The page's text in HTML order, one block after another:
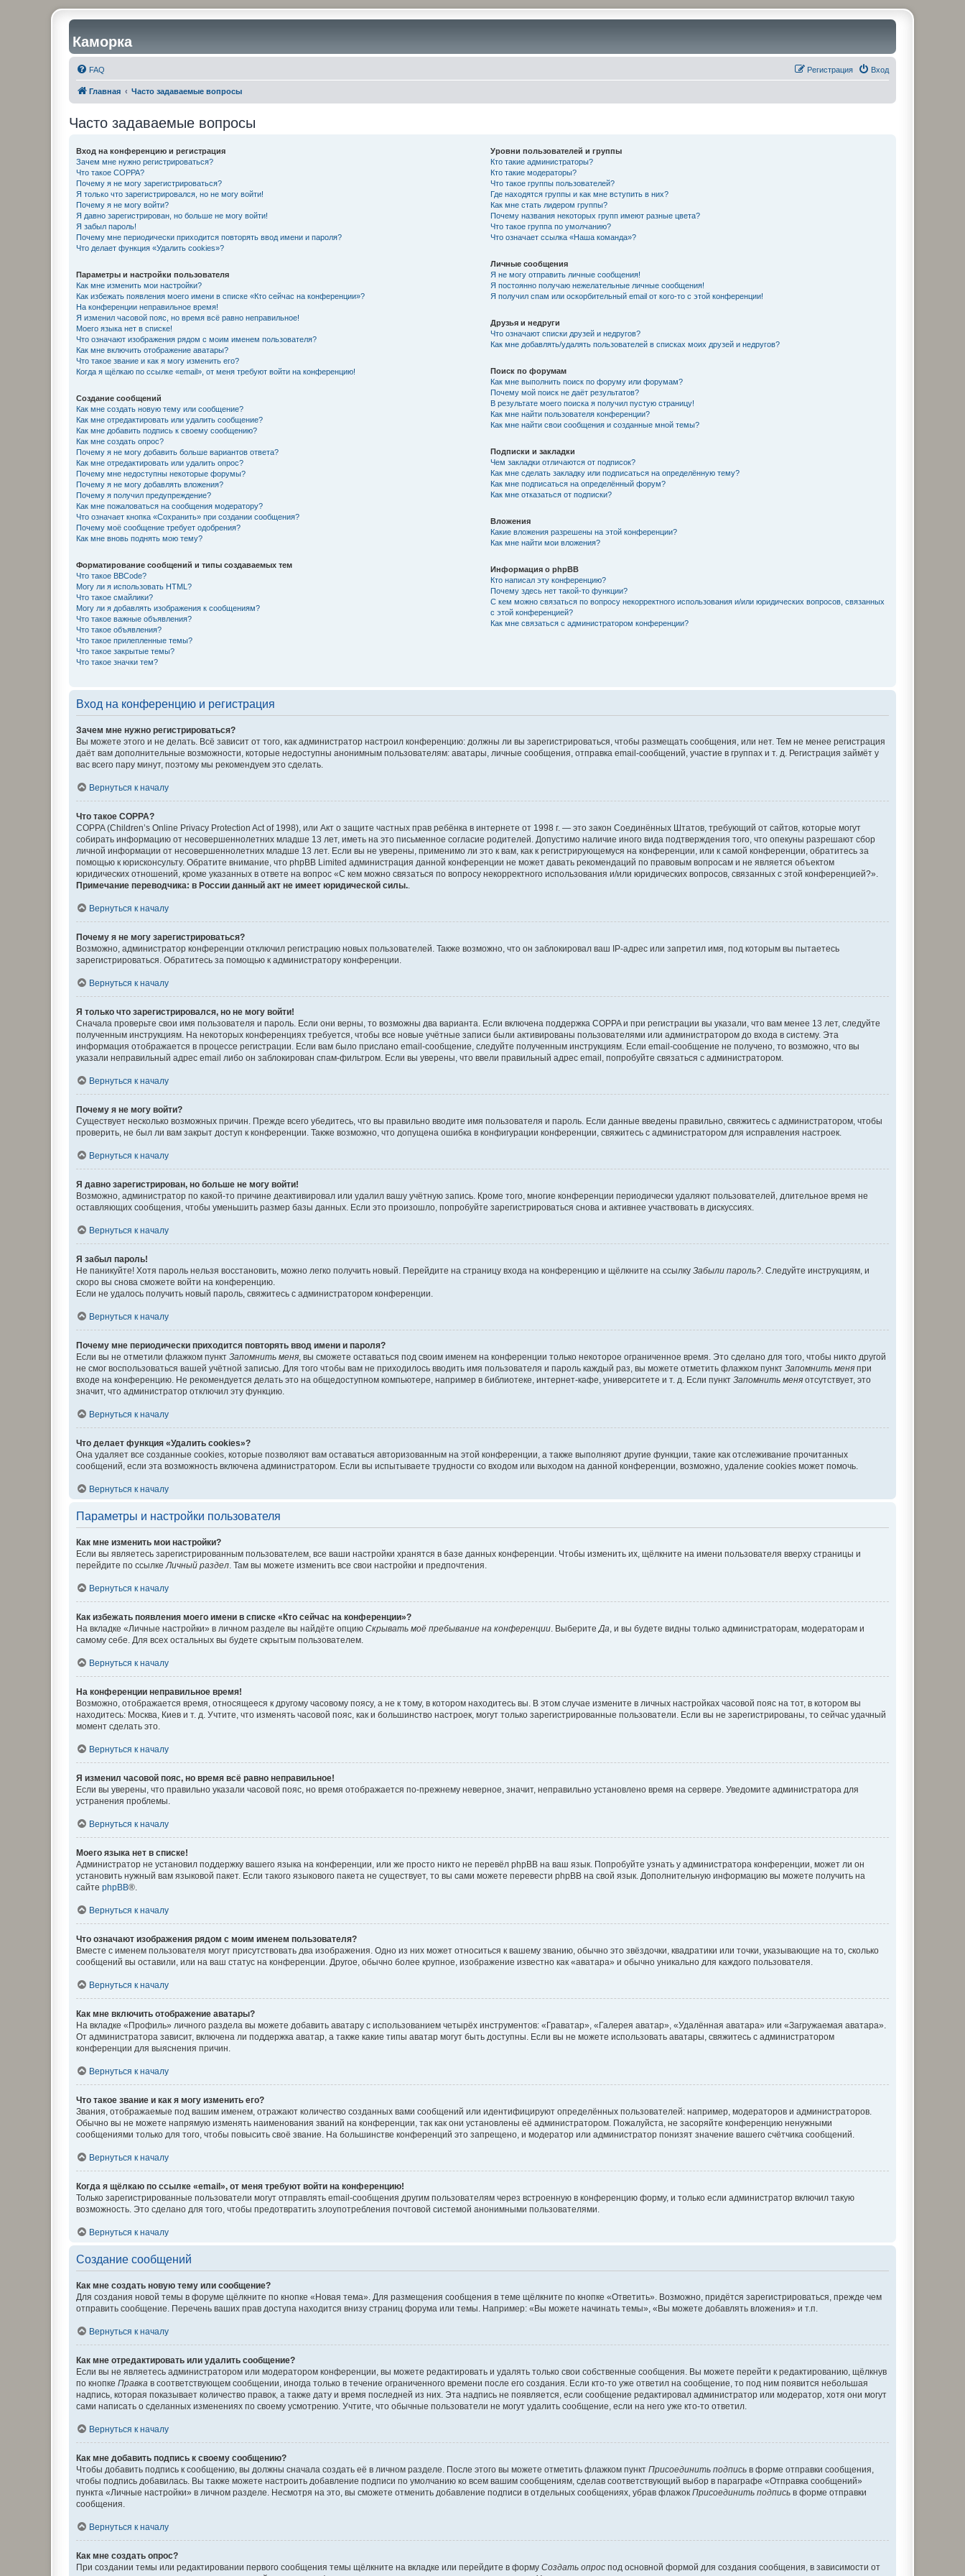
Каморка
FAQ Вход
Регистрация
Главная Часто задаваемые вопросы
Часто задаваемые вопросы
Вход на конференцию и регистрация
Зачем мне нужно регистрироваться?
Что такое COPPA?
Почему я не могу зарегистрироваться?
Я только что зарегистрировался, но не могу войти!
Почему я не могу войти?
Я давно зарегистрирован, но больше не могу войти!
Я забыл пароль!
Почему мне периодически приходится повторять ввод имени и пароля?
Что делает функция «Удалить cookies»?
Параметры и настройки пользователя
Как мне изменить мои настройки?
Как избежать появления моего имени в списке «Кто сейчас на конференции»?
На конференции неправильное время!
Я изменил часовой пояс, но время всё равно неправильное!
Моего языка нет в списке!
Что означают изображения рядом с моим именем пользователя?
Как мне включить отображение аватары?
Что такое звание и как я могу изменить его?
Когда я щёлкаю по ссылке «email», от меня требуют войти на конференцию!
Создание сообщений
Как мне создать новую тему или сообщение?
Как мне отредактировать или удалить сообщение?
Как мне добавить подпись к своему сообщению?
Как мне создать опрос?
Почему я не могу добавить больше вариантов ответа?
Как мне отредактировать или удалить опрос?
Почему мне недоступны некоторые форумы?
Почему я не могу добавлять вложения?
Почему я получил предупреждение?
Как мне пожаловаться на сообщения модератору?
Что означает кнопка «Сохранить» при создании сообщения?
Почему моё сообщение требует одобрения?
Как мне вновь поднять мою тему?
Форматирование сообщений и типы создаваемых тем
Что такое BBCode?
Могу ли я использовать HTML?
Что такое смайлики?
Могу ли я добавлять изображения к сообщениям?
Что такое важные объявления?
Что такое объявления?
Что такое прилепленные темы?
Что такое закрытые темы?
Что такое значки тем?
Уровни пользователей и группы
Кто такие администраторы?
Кто такие модераторы?
Что такое группы пользователей?
Где находятся группы и как мне вступить в них?
Как мне стать лидером группы?
Почему названия некоторых групп имеют разные цвета?
Что такое группа по умолчанию?
Что означает ссылка «Наша команда»?
Личные сообщения
Я не могу отправить личные сообщения!
Я постоянно получаю нежелательные личные сообщения!
Я получил спам или оскорбительный email от кого-то с этой конференции!
Друзья и недруги
Что означают списки друзей и недругов?
Как мне добавлять/удалять пользователей в списках моих друзей и недругов?
Поиск по форумам
Как мне выполнить поиск по форуму или форумам?
Почему мой поиск не даёт результатов?
В результате моего поиска я получил пустую страницу!
Как мне найти пользователя конференции?
Как мне найти свои сообщения и созданные мной темы?
Подписки и закладки
Чем закладки отличаются от подписок?
Как мне сделать закладку или подписаться на определённую тему?
Как мне подписаться на определённый форум?
Как мне отказаться от подписки?
Вложения
Какие вложения разрешены на этой конференции?
Как мне найти мои вложения?
Информация о phpBB
Кто написал эту конференцию?
Почему здесь нет такой-то функции?
С кем можно связаться по вопросу некорректного использования и/или юридических вопросов, связанных
с этой конференцией?
Как мне связаться с администратором конференции?
Вход на конференцию и регистрация
Зачем мне нужно регистрироваться?
Вы можете этого и не делать. Всё зависит от того, как администратор настроил конференцию: должны ли вы зарегистрироваться, чтобы размещать сообщения, или нет. Тем не менее регистрация
даёт вам дополнительные возможности, которые недоступны анонимным пользователям: аватары, личные сообщения, отправка email-сообщений, участие в группах и т. д. Регистрация займёт у
вас всего пару минут, поэтому мы рекомендуем это сделать.
Вернуться к началу
Что такое COPPA?
COPPA (Children’s Online Privacy Protection Act of 1998), или Акт о защите частных прав ребёнка в интернете от 1998 г. — это закон Соединённых Штатов, требующий от сайтов, которые могут
собирать информацию от несовершеннолетних младше 13 лет, иметь на это письменное согласие родителей. Допустимо наличие иного вида подтверждения того, что опекуны разрешают сбор
личной информации от несовершеннолетних младше 13 лет. Если вы не уверены, применимо ли это к вам, как к регистрирующемуся на конференции, или к самой конференции, обратитесь за
помощью к юрисконсульту. Обратите внимание, что phpBB Limited администрация данной конференции не может давать рекомендаций по правовым вопросам и не является объектом
юридических отношений, кроме указанных в ответе на вопрос «С кем можно связаться по вопросу некорректного использования и/или юридических вопросов, связанных с этой конференцией?».
Примечание переводчика: в России данный акт не имеет юридической силы..
Вернуться к началу
Почему я не могу зарегистрироваться?
Возможно, администратор конференции отключил регистрацию новых пользователей. Также возможно, что он заблокировал ваш IP-адрес или запретил имя, под которым вы пытаетесь
зарегистрироваться. Обратитесь за помощью к администратору конференции.
Вернуться к началу
Я только что зарегистрировался, но не могу войти!
Сначала проверьте свои имя пользователя и пароль. Если они верны, то возможны два варианта. Если включена поддержка COPPA и при регистрации вы указали, что вам менее 13 лет, следуйте
полученным инструкциям. На некоторых конференциях требуется, чтобы все новые учётные записи были активированы пользователями или администратором до входа в систему. Эта
информация отображается в процессе регистрации. Если вам было прислано email-сообщение, следуйте полученным инструкциям. Если email-сообщение не получено, то возможно, что вы
указали неправильный адрес email либо он заблокирован спам-фильтром. Если вы уверены, что ввели правильный адрес email, попробуйте связаться с администратором.
Вернуться к началу
Почему я не могу войти?
Существует несколько возможных причин. Прежде всего убедитесь, что вы правильно вводите имя пользователя и пароль. Если данные введены правильно, свяжитесь с администратором, чтобы
проверить, не был ли вам закрыт доступ к конференции. Также возможно, что допущена ошибка в конфигурации конференции, свяжитесь с администратором для исправления настроек.
Вернуться к началу
Я давно зарегистрирован, но больше не могу войти!
Возможно, администратор по какой-то причине деактивировал или удалил вашу учётную запись. Кроме того, многие конференции периодически удаляют пользователей, длительное время не
оставляющих сообщения, чтобы уменьшить размер базы данных. Если это произошло, попробуйте зарегистрироваться снова и активнее участвовать в дискуссиях.
Вернуться к началу
Я забыл пароль!
Не паникуйте! Хотя пароль нельзя восстановить, можно легко получить новый. Перейдите на страницу входа на конференцию и щёлкните на ссылку Забыли пароль?. Следуйте инструкциям, и
скоро вы снова сможете войти на конференцию.
Если не удалось получить новый пароль, свяжитесь с администратором конференции.
Вернуться к началу
Почему мне периодически приходится повторять ввод имени и пароля?
Если вы не отметили флажком пункт Запомнить меня, вы сможете оставаться под своим именем на конференции только некоторое ограниченное время. Это сделано для того, чтобы никто другой
не смог воспользоваться вашей учётной записью. Для того чтобы вам не приходилось вводить имя пользователя и пароль каждый раз, вы можете отметить флажком пункт Запомнить меня при
входе на конференцию. Не рекомендуется делать это на общедоступном компьютере, например в библиотеке, интернет-кафе, университете и т. д. Если пункт Запомнить меня отсутствует, это
значит, что администратор отключил эту функцию.
Вернуться к началу
Что делает функция «Удалить cookies»?
Она удаляет все созданные cookies, которые позволяют вам оставаться авторизованным на этой конференции, а также выполняют другие функции, такие как отслеживание прочитанных
сообщений, если эта возможность включена администратором. Если вы испытываете трудности со входом или выходом на данной конференции, возможно, удаление cookies может помочь.
Вернуться к началу
Параметры и настройки пользователя
Как мне изменить мои настройки?
Если вы являетесь зарегистрированным пользователем, все ваши настройки хранятся в базе данных конференции. Чтобы изменить их, щёлкните на имени пользователя вверху страницы и
перейдите по ссылкеЛичный раздел. Там вы можете изменить все свои настройки и предпочтения.
Вернуться к началу
Как избежать появления моего имени в списке «Кто сейчас на конференции»?
На вкладке «Личные настройки» в личном разделе вы найдёте опцию Скрывать моё пребывание на конференции. ВыберитеДа, и вы будете видны только администраторам, модераторам и
самому себе. Для всех остальных вы будете скрытым пользователем.
Вернуться к началу
На конференции неправильное время!
Возможно, отображается время, относящееся к другому часовому поясу, а не к тому, в котором находитесь вы. В этом случае измените в личных настройках часовой пояс на тот, в котором вы
находитесь: Москва, Киев и т. д. Учтите, что изменять часовой пояс, как и большинство настроек, могут только зарегистрированные пользователи. Если вы не зарегистрированы, то сейчас удачный
момент сделать это.
Вернуться к началу
Я изменил часовой пояс, но время всё равно неправильное!
Если вы уверены, что правильно указали часовой пояс, но время отображается по-прежнему неверное, значит, неправильно установлено время на сервере. Уведомите администратора для
устранения проблемы.
Вернуться к началу
Моего языка нет в списке!
Администратор не установил поддержку вашего языка на конференции, или же просто никто не перевёл phpBB на ваш язык. Попробуйте узнать у администратора конференции, может ли он
установить нужный вам языковой пакет. Если такого языкового пакета не существует, то вы сами можете перевести phpBB на свой язык. Дополнительную информацию вы можете получить на
сайте phpBB®.
Вернуться к началу
Что означают изображения рядом с моим именем пользователя?
Вместе с именем пользователя могут присутствовать два изображения. Одно из них может относиться к вашему званию, обычно это звёздочки, квадратики или точки, указывающие на то, сколько
сообщений вы оставили, или на ваш статус на конференции. Другое, обычно более крупное, изображение известно как «аватара» и обычно уникально для каждого пользователя.
Вернуться к началу
Как мне включить отображение аватары?
На вкладке «Профиль» личного раздела вы можете добавить аватару с использованием четырёх инструментов: «Граватар», «Галерея аватар», «Удалённая аватара» или «Загружаемая аватара».
От администратора зависит, включена ли поддержка аватар, а также какие типы аватар могут быть доступны. Если вы не можете использовать аватары, свяжитесь с администратором
конференции для выяснения причин.
Вернуться к началу
Что такое звание и как я могу изменить его?
Звания, отображаемые под вашим именем, отражают количество созданных вами сообщений или идентифицируют определённых пользователей: например, модераторов и администраторов.
Обычно вы не можете напрямую изменять наименования званий на конференции, так как они установлены её администратором. Пожалуйста, не засоряйте конференцию ненужными
сообщениями только для того, чтобы повысить своё звание. На большинстве конференций это запрещено, и модератор или администратор понизят значение вашего счётчика сообщений.
Вернуться к началу
Когда я щёлкаю по ссылке «email», от меня требуют войти на конференцию!
Только зарегистрированные пользователи могут отправлять email-сообщения другим пользователям через встроенную в конференцию форму, и только если администратор включил такую
возможность. Это сделано для того, чтобы предотвратить злоупотребления почтовой системой анонимными пользователями.
Вернуться к началу
Создание сообщений
Как мне создать новую тему или сообщение?
Для создания новой темы в форуме щёлкните по кнопке «Новая тема». Для размещения сообщения в теме щёлкните по кнопке «Ответить». Возможно, придётся зарегистрироваться, прежде чем
отправить сообщение. Перечень ваших прав доступа находится внизу страниц форума или темы. Например: «Вы можете начинать темы», «Вы можете добавлять вложения» и т.п.
Вернуться к началу
Как мне отредактировать или удалить сообщение?
Если вы не являетесь администратором или модератором конференции, вы можете редактировать и удалять только свои собственные сообщения. Вы можете перейти к редактированию, щёлкнув
по кнопке Правка в соответствующем сообщении, иногда только в течение ограниченного времени после его создания. Если кто-то уже ответил на сообщение, то под ним появится небольшая
надпись, которая показывает количество правок, а также дату и время последней из них. Эта надпись не появляется, если сообщение редактировал администратор или модератор, хотя они могут
сами написать о сделанных изменениях по своему усмотрению. Учтите, что обычные пользователи не могут удалить сообщение, если на него уже кто-то ответил.
Вернуться к началу
Как мне добавить подпись к своему сообщению?
Чтобы добавить подпись к сообщению, вы должны сначала создать её в личном разделе. После этого вы можете отметить флажком пункт Присоединить подпись в форме отправки сообщения,
чтобы подпись добавилась. Вы также можете настроить добавление подписи по умолчанию ко всем вашим сообщениям, сделав соответствующий выбор в параграфе «Отправка сообщений»
пункта «Личные настройки» в личном разделе. Несмотря на это, вы сможете отменить добавление подписи в отдельных сообщениях, убрав флажок Присоединить подпись в форме отправки
сообщения.
Вернуться к началу
Как мне создать опрос?
При создании темы или редактировании первого сообщения темы щёлкните на вкладке или перейдите в форму Создать опрос под основной формой для создания сообщения, в зависимости от